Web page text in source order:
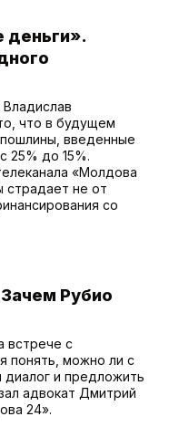
деньги».
что в будущем
введенные
25% до 15%.
«Молдова
страдает не от
со
Рубио
встрече с
понять, можно ли с
диалог и предложить
адвокат Дмитрий
24».